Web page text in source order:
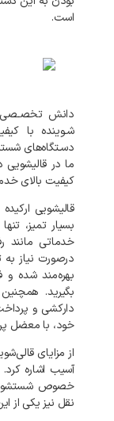
است.
دانش تخصـصی
شـوینده با
دسـتگاه‌های
ما در
کیفیت بالای
قالیشویی
بسیار تمیز،
خدماتی مانند
درصورت نیاز به
بهره‌مند شده
بگیرید.
دارکشی و
خود، با معضل
از مزایای
آسیب اشاره
خصوص
نقل نیز یکی از